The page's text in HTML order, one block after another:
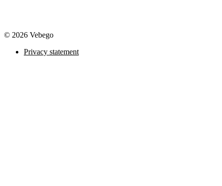
© 2026 Vebego
Privacy statement